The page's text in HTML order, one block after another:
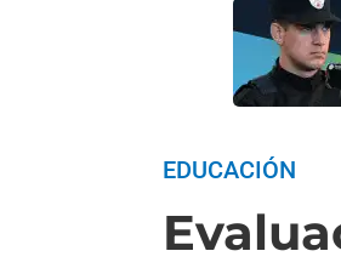
EDUCACIÓN